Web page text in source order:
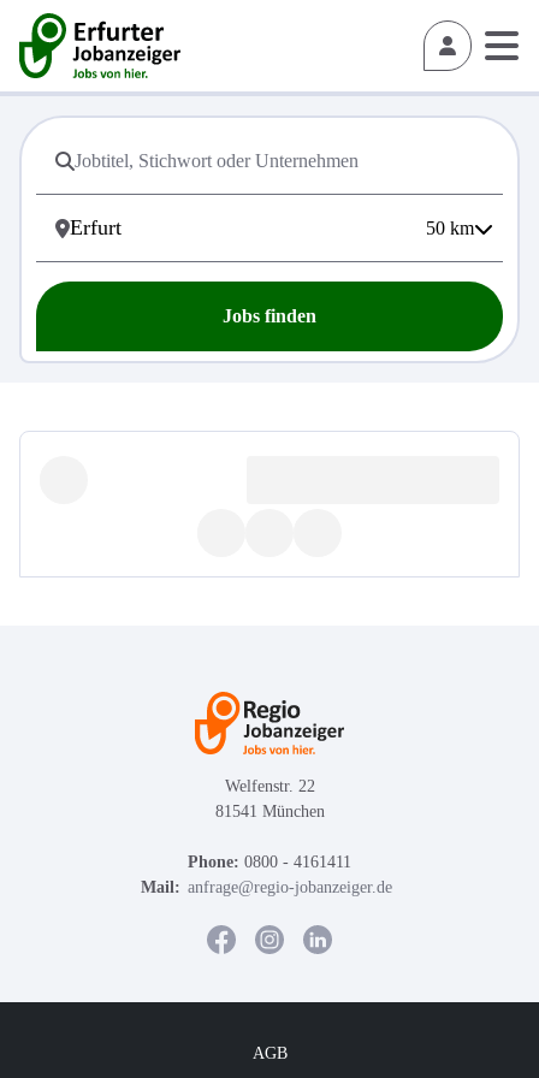
50 km
Jobs finden
Welfenstr. 22
81541 München
Phone: 0800 - 4161411
Mail: anfrage@regio-jobanzeiger.de
AGB